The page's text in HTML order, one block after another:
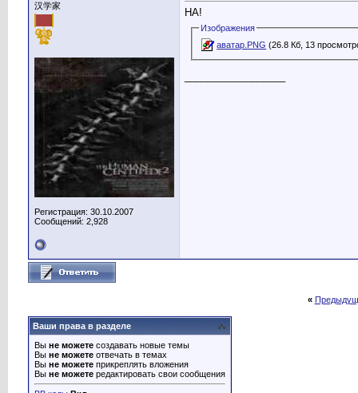
汉学家
Регистрация: 30.10.2007
Сообщений: 2,928
НА!
Изображения
аватар.PNG (26.8 Кб, 13
«
Ваши права в разделе
Вы не можете создавать новые темы
Вы не можете отвечать в темах
Вы не можете прикреплять вложения
Вы не можете редактировать свои сообщения